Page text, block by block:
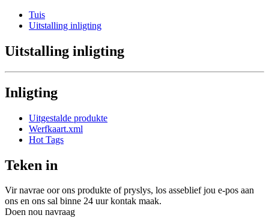
Tuis
Uitstalling inligting
Uitstalling inligting
Inligting
Uitgestalde produkte
Werfkaart.xml
Hot Tags
Teken in
Vir navrae oor ons produkte of pryslys, los asseblief jou e-pos aan
ons en ons sal binne 24 uur kontak maak.
Doen nou navraag